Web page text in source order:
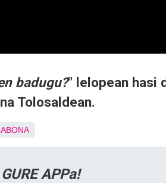
badugu?" lelopean hasi
Tolosaldean.
APPa!